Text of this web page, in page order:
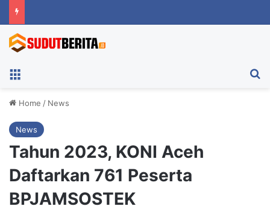
Home / News
News
Tahun 2023, KONI Aceh
Daftarkan 761 Peserta
BPJAMSOSTEK